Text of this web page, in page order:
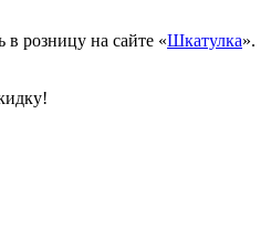
розницу на сайте «Шкатулка».